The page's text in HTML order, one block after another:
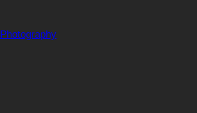
Photography